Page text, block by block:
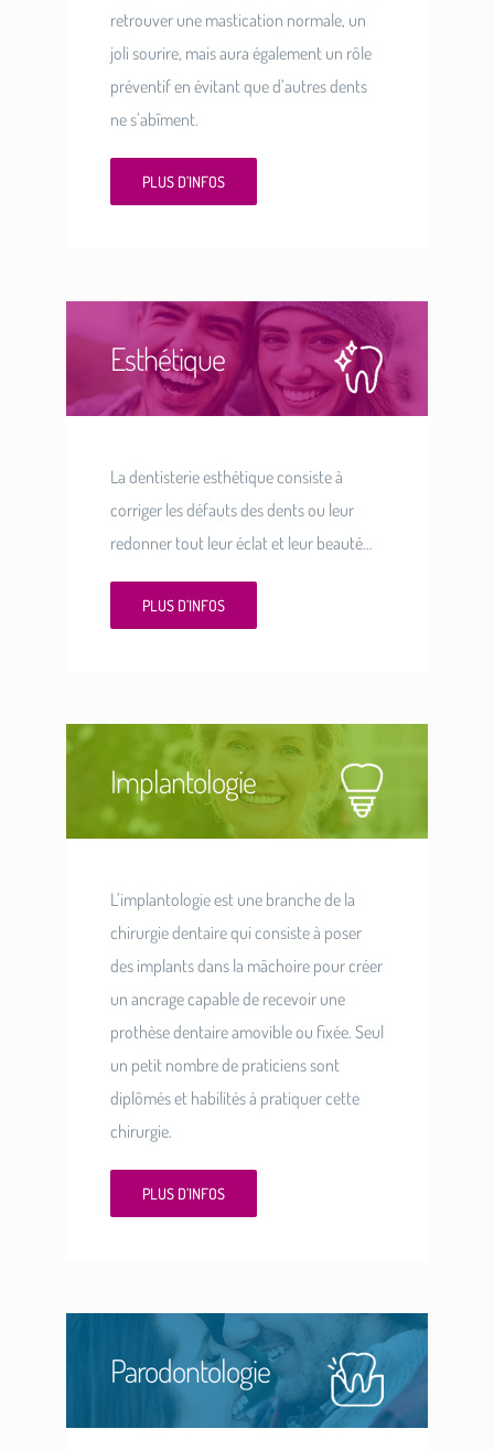
retrouver une mastication normale, un
joli sourire, mais aura également un rôle
préventif en évitant que d’autres dents
ne s’abîment.
PLUS D’INFOS
Esthétique
La dentisterie esthétique consiste à
corriger les défauts des dents ou leur
redonner tout leur éclat et leur beauté…
PLUS D’INFOS
Implantologie
L’implantologie est une branche de la
chirurgie dentaire qui consiste à poser
des implants dans la mâchoire pour créer
un ancrage capable de recevoir une
prothèse dentaire amovible ou fixée. Seul
un petit nombre de praticiens sont
diplômés et habilités à pratiquer cette
chirurgie.
PLUS D’INFOS
Parodontologie